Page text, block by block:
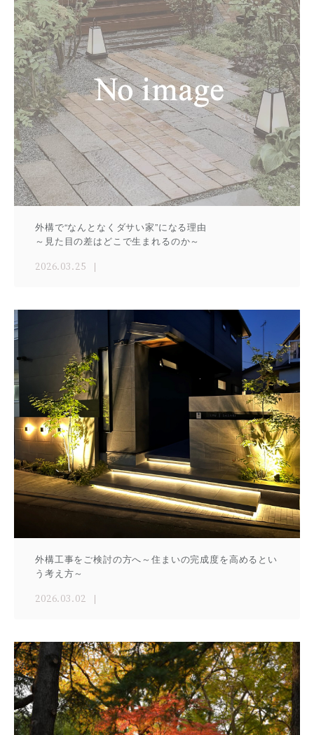
外構で“なんとなくダサい家”になる理由
～見た目の差はどこで生まれるのか～
2026.03.25
外構工事をご検討の方へ～住まいの完成度を高めるとい
う考え方～
2026.03.02